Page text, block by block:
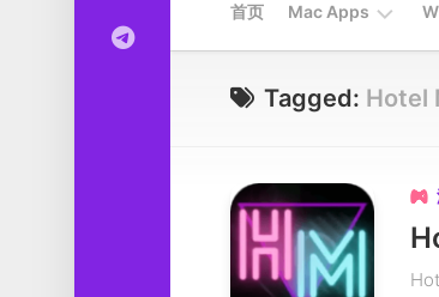
首页 Mac Apps
Apps
工
具
系
统
Tagged: Hotel
